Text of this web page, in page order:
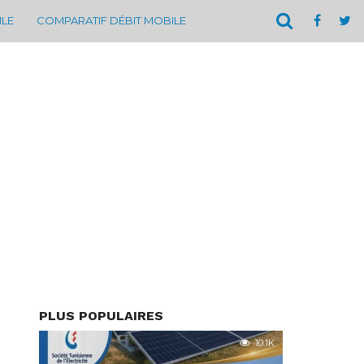
COMPARATIF DÉBIT MOBILE
PLUS POPULAIRES
10.1K